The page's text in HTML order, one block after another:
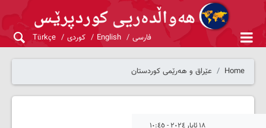
فارسی English کوردی Türkçe
Home عێراق و هەرێمی کوردستان
١٨ ئایار ٢٠٢٤ - ١٠:٤٥